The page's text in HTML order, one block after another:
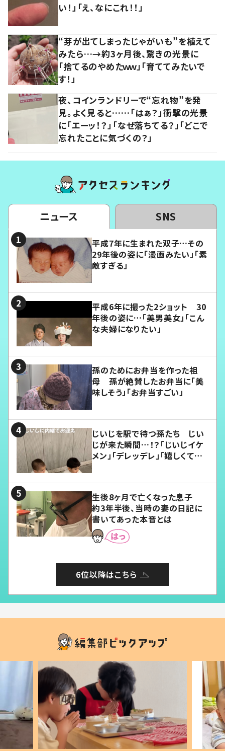
い！」「え、なにこれ！！」
“芽が出てしまったじゃがいも”を植えて
みたら…→約3ヶ月後、驚きの光景に
「捨てるのやめたｗｗ」「育ててみたいで
す！」
夜、コインランドリーで“忘れ物”を発
見。よく見ると……「はぁ？」衝撃の光景
に「エーッ！？」「なぜ落ちてる？」「どこで
忘れたことに気づくの？」
ニュース SNS
平成7年に生まれた双子…その
29年後の姿に「漫画みたい」「素
敵すぎる」
平成6年に撮った2ショット 30
年後の姿に…「美男美女」「こん
な夫婦になりたい」
孫のためにお弁当を作った祖
母 孫が絶賛したお弁当に「美
味しそう」「お弁当すごい」
じいじを駅で待つ孫たち じい
じが来た瞬間…！？「じいじイケ
メン」「デレッデレ」「嬉しくて可
生後8ヶ月で亡くなった息子
約3年半後、当時の妻の日記に
書いてあった本音とは
6位以降はこちら